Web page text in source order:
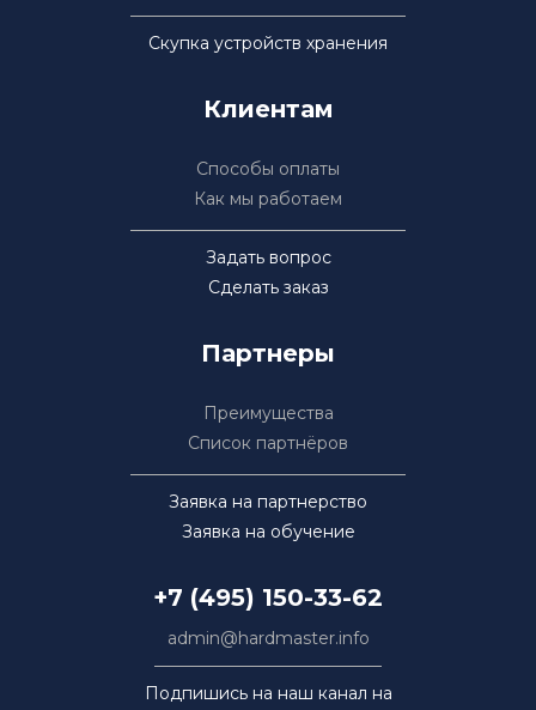
Скупка устройств хранения
Клиентам
Способы оплаты
Как мы работаем
Задать вопрос
Сделать заказ
Партнеры
Преимущества
Список партнёров
Заявка на партнерство
Заявка на обучение
+7 (495) 150-33-62
admin@hardmaster.info
Подпишись на наш канал на